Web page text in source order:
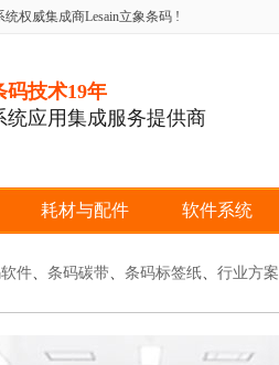
权威集成商Lesain立象条码 !
码技术19年
统应用集成服务提供商
耗材与配件 软件系统
件、 条码碳带、 条码标签纸、 行业方案